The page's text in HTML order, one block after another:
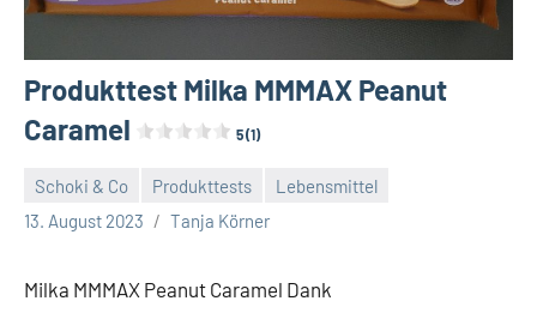
Produkttest Milka MMMAX Peanut
Caramel
5 (1)
Schoki & Co Produkttests
Lebensmittel
13. August 2023
Tanja Körner
Keine
Milka MMMAX Peanut Caramel Dank